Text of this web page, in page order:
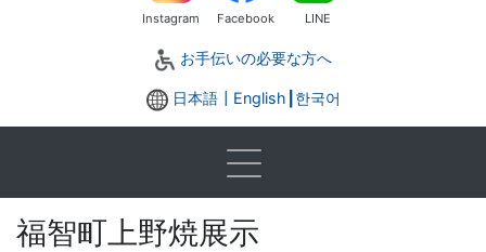
Instagram Facebook LINE
お手伝いの必要な方へ
日本語┃ English 한국어
福智町上野焼展示